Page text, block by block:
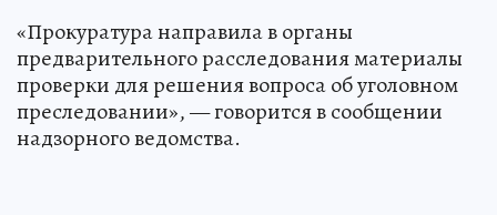
«Прокуратура направила в органы
предварительного расследования материалы
проверки для решения вопроса об уголовном
преследовании», — говорится в сообщении
надзорного ведомства.